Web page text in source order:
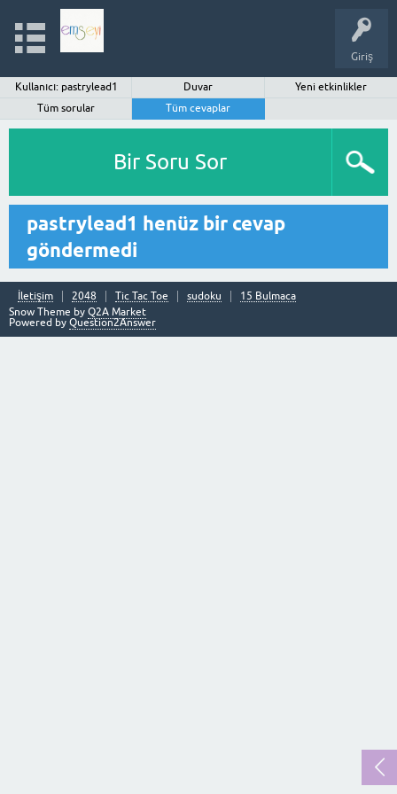
Giriş
Kullanıcı: pastrylead1 Duvar
Yeni etkinlikler
Tüm sorular
Tüm cevaplar
Bir Soru Sor
pastrylead1 henüz bir cevap
göndermedi
İletişim 2048 Tic Tac Toe sudoku
15 Bulmaca
Snow Theme by Q2A Market
Powered by Question2Answer